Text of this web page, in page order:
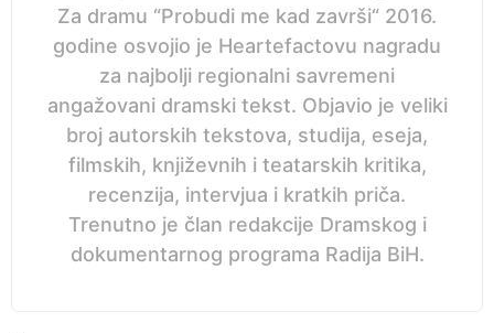
Za dramu “Probudi me kad završi“ 2016.
godine osvojio je Heartefactovu nagradu
za najbolji regionalni savremeni
angažovani dramski tekst. Objavio je veliki
broj autorskih tekstova, studija, eseja,
filmskih, književnih i teatarskih kritika,
recenzija, intervjua i kratkih priča.
Trenutno je član redakcije Dramskog i
dokumentarnog programa Radija BiH.